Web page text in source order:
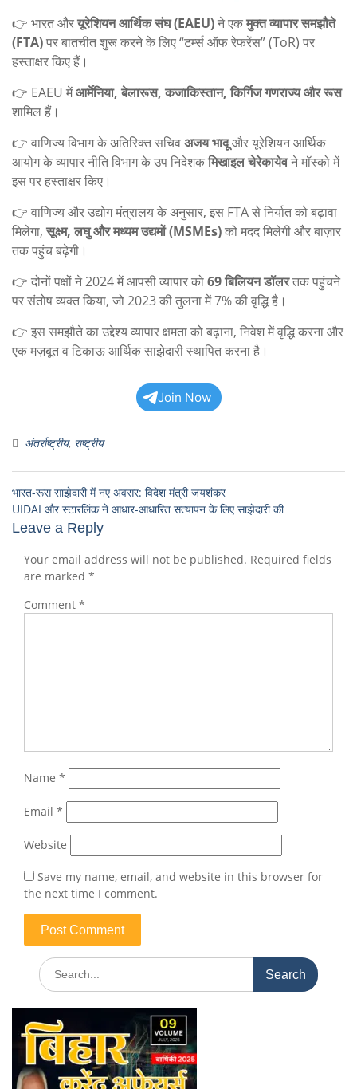
👉 भारत औरयूरेशियन आर्थिक संघ (EAEU)ने एकमुक्त व्यापार समझौते
(FTA)पर बातचीत शुरू करने के लिए “टर्म्स ऑफ रेफरेंस” (ToR) पर
हस्ताक्षर किए हैं।
👉 EAEU मेंआर्मेनिया, बेलारूस, कजाकिस्तान, किर्गिज गणराज्य और रूस
शामिल हैं।
👉 वाणिज्य विभाग के अतिरिक्त सचिवअजय भादूऔर यूरेशियन आर्थिक
आयोग के व्यापार नीति विभाग के उप निदेशकमिखाइल चेरेकायेवने मॉस्को में
इस पर हस्ताक्षर किए।
👉 वाणिज्य और उद्योग मंत्रालय के अनुसार, इस FTA से निर्यात को बढ़ावा
मिलेगा,सूक्ष्म, लघु और मध्यम उद्यमों (MSMEs)को मदद मिलेगी और बाज़ार
तक पहुंच बढ़ेगी।
👉 दोनों पक्षों ने 2024 में आपसी व्यापार को69 बिलियन डॉलरतक पहुंचने
पर संतोष व्यक्त किया, जो 2023 की तुलना में 7% की वृद्धि है।
👉 इस समझौते का उद्देश्य व्यापार क्षमता को बढ़ाना, निवेश में वृद्धि करना और
एक मज़बूत व टिकाऊ आर्थिक साझेदारी स्थापित करना है।
Join Now
अंतर्राष्ट्रीय, राष्ट्रीय
भारत-रूस साझेदारी में नए अवसर: विदेश मंत्री जयशंकर
UIDAI और स्टारलिंक ने आधार-आधारित सत्यापन के लिए साझेदारी की
Leave a Reply
Your email address will not be published. Required fields
are marked *
Comment *
Name *
Email *
Website
Save my name, email, and website in this browser for
the next time I comment.